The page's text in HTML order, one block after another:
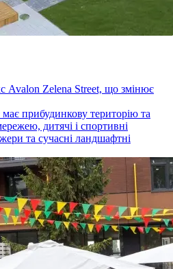
Avalon Zelena Street, що змінює
прибудинкову територію та
дитячі і спортивні
та сучасні ландшафтні